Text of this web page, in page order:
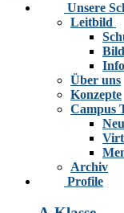
Unsere
Leitbild
Über uns
Konzepte
Campus
Archiv
Profile